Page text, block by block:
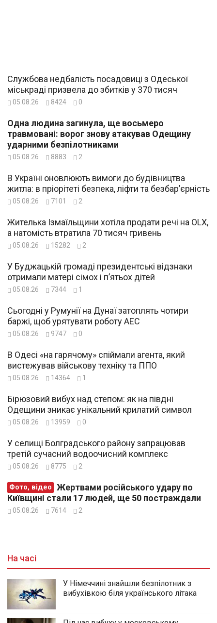
Службова недбалість посадовиці з Одеської
міськраді призвела до збитків у 370 тисяч
05.08.26 8424 0
Одна людина загинула, ще восьмеро
травмовані: ворог знову атакував Одещину
ударними безпілотниками
05.08.26 8883 2
В Україні оновлюють вимоги до будівництва
житла: в пріорітеті безпека, ліфти та безбар’єрність
05.08.26 7101 2
Жителька Ізмаїльщини хотіла продати речі на OLX,
а натомість втратила 70 тисяч гривень
05.08.26 15282 2
У Буджацькій громаді президентські відзнаки
отримали матері сімох і п’ятьох дітей
05.08.26 7344 1
Сьогодні у Румунії на Дунаї затоплять чотири
баржі, щоб урятувати роботу АЕС
05.08.26 9747 0
В Одесі «на гарячому» спіймали агента, який
вистежував військову техніку та ППО
05.08.26 14364 1
Бірюзовий вибух над степом: як на півдні
Одещини зникає унікальний крилатий символ
05.08.26 13959 0
У селищі Болградського району запрацював
третій сучасний водоочисний комплекс
05.08.26 8775 2
Фото, відео
Київщині стали 17 людей, ще 50 постраждали
05.08.26 7614 2
На часі
У Німеччині знайшли безпілотник з
вибухівкою біля українського літака